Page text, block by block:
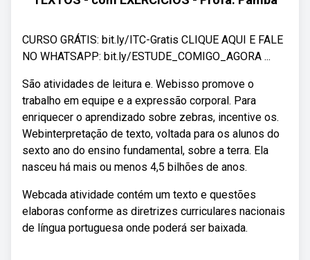
CURSO GRÁTIS: bit.ly/ITC-Gratis CLIQUE AQUI E FALE
NO WHATSAPP: bit.ly/ESTUDE_COMIGO_AGORA ...
São atividades de leitura e. Webisso promove o
trabalho em equipe e a expressão corporal. Para
enriquecer o aprendizado sobre zebras, incentive os.
Webinterpretação de texto, voltada para os alunos do
sexto ano do ensino fundamental, sobre a terra. Ela
nasceu há mais ou menos 4,5 bilhões de anos.
Webcada atividade contém um texto e questões
elaboras conforme as diretrizes curriculares nacionais
de língua portuguesa onde poderá ser baixada.